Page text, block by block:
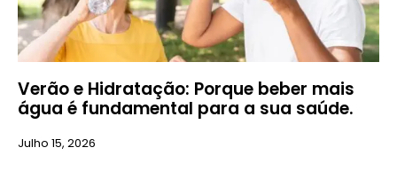
Verão e Hidratação: Porque beber mais
água é fundamental para a sua saúde.
Julho 15, 2026